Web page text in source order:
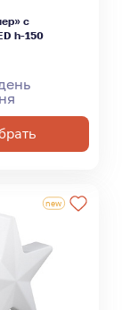
с
h-150